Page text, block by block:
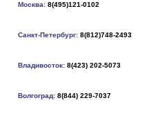
Москва: 8(495)121-0102
Санкт-Петербург: 8(812)748-2493
Владивосток: 8(423) 202-5073
Волгоград: 8(844) 229-7037